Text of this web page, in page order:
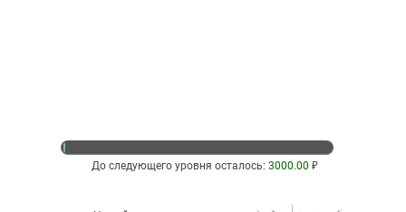
До следующего уровня осталось: 3000.00 ₽